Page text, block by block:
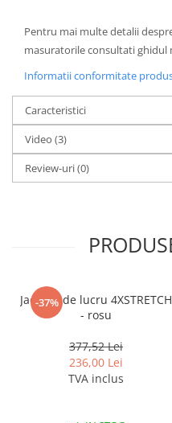
Pentru mai multe detalii
masuratorile consultati ghidul
Informatii conformitate
Caracteristici
Video (3)
Review-uri(0)
-37%
Jacheta de lucru 4XSTRETCH
- rosu
377,52 Lei
236,00 Lei
TVA inclus